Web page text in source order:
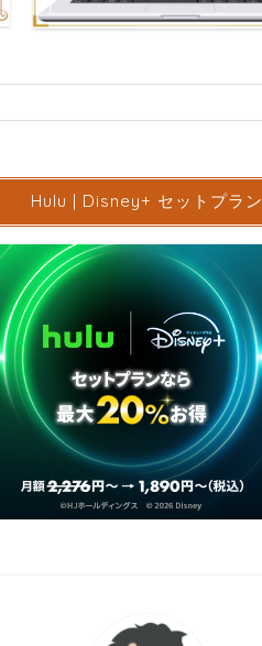
Hulu | Disney+ セットプラン